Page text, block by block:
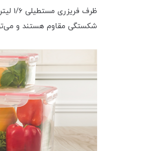
شکستگی مقاوم هستند و